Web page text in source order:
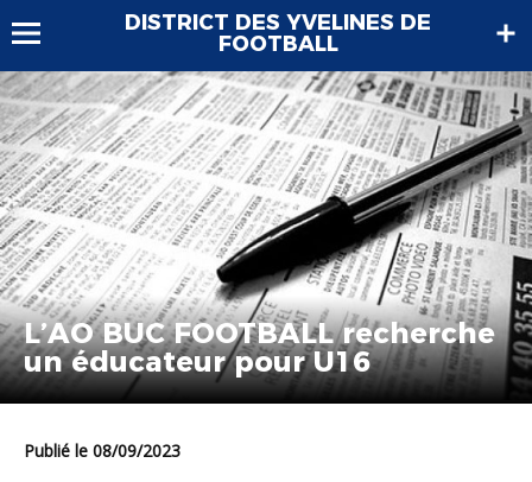
DISTRICT DES YVELINES DE
FOOTBALL
L’AO BUC FOOTBALL recherche
un éducateur pour U16
Publié le 08/09/2023